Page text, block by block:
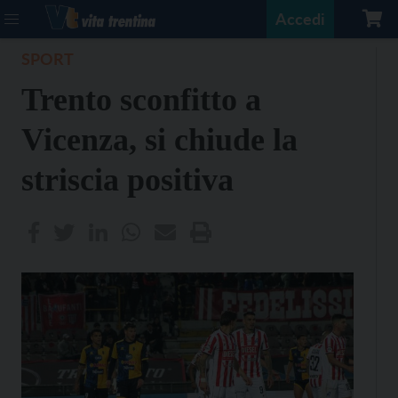
Accedi
Trento sconfitto a
Vicenza, si chiude la
striscia positiva